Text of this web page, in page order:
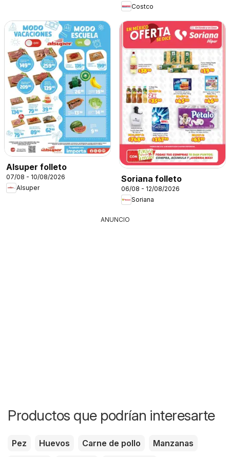
Costco
Alsuper folleto
07/08 - 10/08/2026
Alsuper
Soriana folleto
06/08 - 12/08/2026
Soriana
ANUNCIO
Productos que podrían interesarte
Pez Huevos Carne de pollo
Manzanas